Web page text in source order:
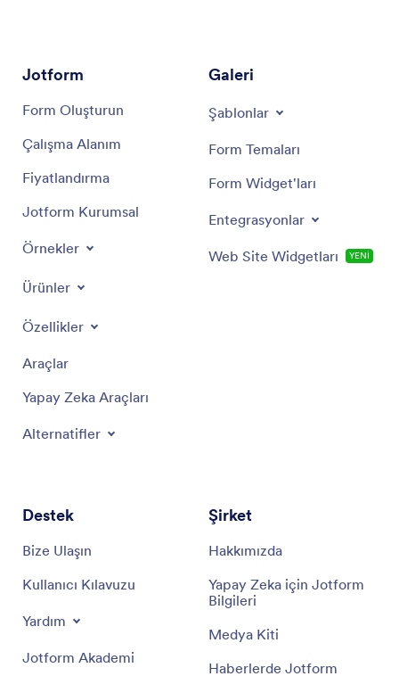
Jotform
Form Oluşturun
Çalışma Alanım
Fiyatlandırma
Jotform Kurumsal
Örnekler
Ürünler
Özellikler
Araçlar
Yapay Zeka Araçları
Alternatifler
Galeri
Şablonlar
Form Temaları
Form Widget'ları
Entegrasyonlar
Web Site Widgetları YENİ
Destek
Bize Ulaşın
Kullanıcı Kılavuzu
Yardım
Jotform Akademi
Şirket
Hakkımızda
Yapay Zeka için Jotform
Bilgileri
Medya Kiti
Haberlerde Jotform